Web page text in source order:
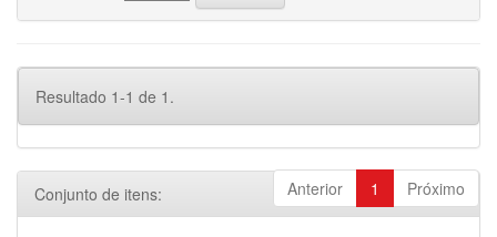
Resultado 1-1 de 1.
Anterior 1 Próximo
Conjunto de itens: